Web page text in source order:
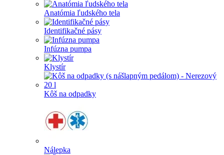
Anatómia ľudského tela
Identifikačné pásy
Infúzna pumpa
Klystír
Kôš na odpadky
Nálepka